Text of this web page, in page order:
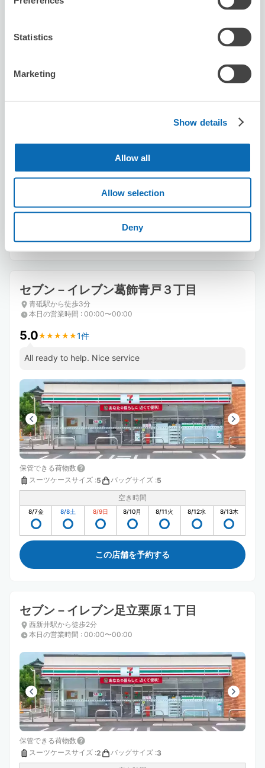
Statistics
Marketing
Show details
Allow all
Allow selection
Deny
本日の営業時間
バッグサイズ
空き時間
日 8/10月 8/11
この店舗を予約する
セブン－イレブン葛飾青戸３丁目
青砥駅から徒歩3分
本日の営業時間 : 00:00〜00:00
5.0★ ★ ★ ★ ★
★ ★ ★ ★ ★1件
All ready to help. Nice service
保管できる荷物数
スーツケースサイズ :5 バッグサイズ :5
空き時間
8/7金 8/8土 8/9日 8/10月 8/11火 8/12水 8/13木
この店舗を予約する
セブン－イレブン足立栗原１丁目
西新井駅から徒歩2分
本日の営業時間 : 00:00〜00:00
保管できる荷物数
スーツケースサイズ :2 バッグサイズ :3